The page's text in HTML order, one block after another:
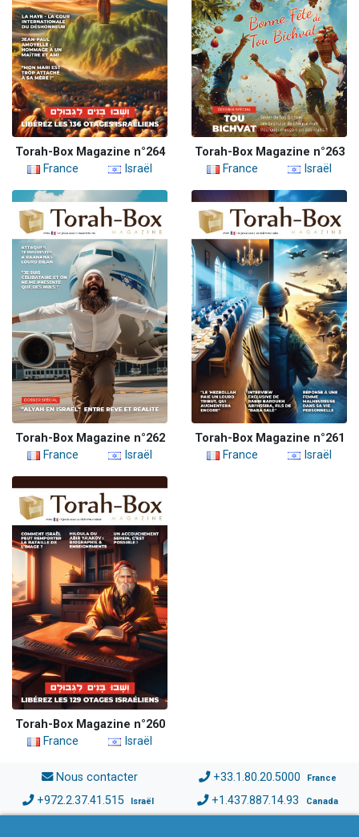
Torah-Box Magazine n°264
France
Israël
Torah-Box Magazine n°263
France
Israël
Torah-Box Magazine n°262
France
Israël
Torah-Box Magazine n°261
France
Israël
Torah-Box Magazine n°260
France
Israël
Nous contacter +33.1.80.20.5000 France
+972.2.37.41.515 Israël +1.437.887.14.93 Canada